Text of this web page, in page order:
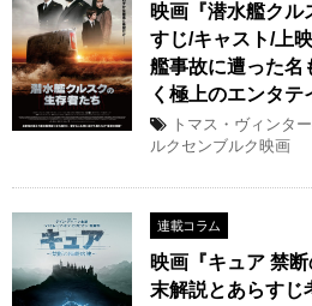
映画『潜水艦クル
すじ/キャスト/上
艦事故に遭った名
く極上のエンタテ
トマス・ヴィンタ
ルクセンブルク映画
連載コラム
映画『キュア 禁
末解説とあらすじ